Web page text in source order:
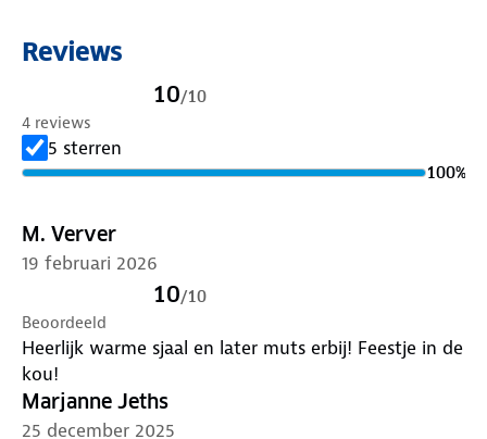
Reviews
10/10
4 reviews
5 sterren
100%
M. Verver
19 februari 2026
10/10
Beoordeeld
Heerlijk warme sjaal en later muts erbij! Feestje in de
kou!
Marjanne Jeths
25 december 2025